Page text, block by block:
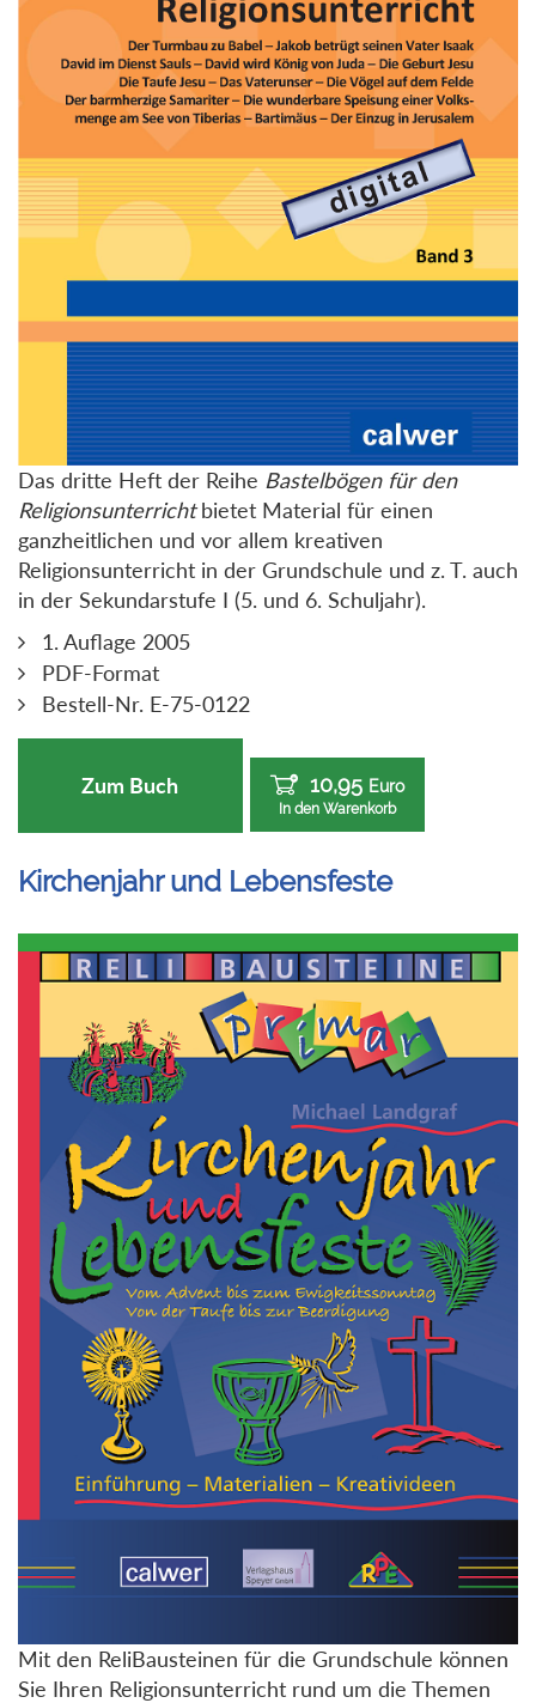
Das dritte Heft der Reihe Bastelbögen für den
Religionsunterrichtbietet Material für einen
ganzheitlichen und vor allem kreativen
Religionsunterricht in der Grundschule und z. T. auch
in der Sekundarstufe I (5. und 6. Schuljahr).
1. Auflage 2005
PDF-Format
Bestell-Nr. E-75-0122
Zum Buch 10,95 Euro
In den Warenkorb
Kirchenjahr und Lebensfeste
Mit den ReliBausteinen für die Grundschule können
Sie Ihren Religionsunterricht rund um die Themen